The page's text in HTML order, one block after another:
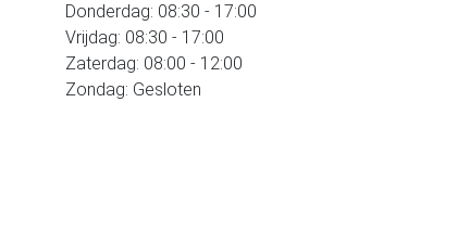
Donderdag: 08:30 - 17:00
Vrijdag: 08:30 - 17:00
Zaterdag: 08:00 - 12:00
Zondag: Gesloten